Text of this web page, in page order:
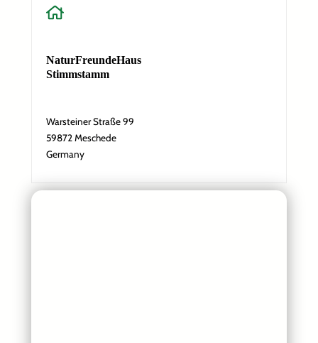
r
s
e
e
NaturFreundeHaus
Stimmstamm
Warsteiner Straße 99
59872 Meschede
Germany